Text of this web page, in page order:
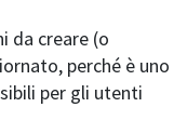
da creare (o
perché è uno
per gli utenti